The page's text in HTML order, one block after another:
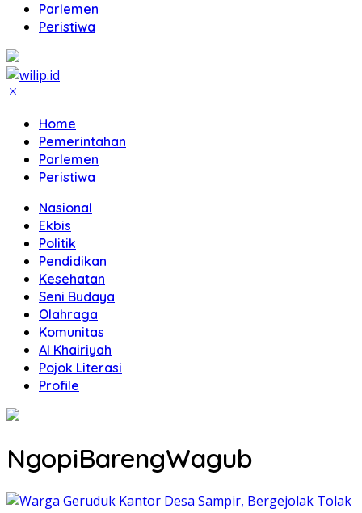
Parlemen
Peristiwa
Home
Pemerintahan
Parlemen
Peristiwa
Nasional
Ekbis
Politik
Pendidikan
Kesehatan
Seni Budaya
Olahraga
Komunitas
Al Khairiyah
Pojok Literasi
Profile
NgopiBarengWagub